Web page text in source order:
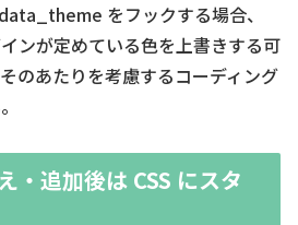
をフックする場合、
ンが定めている色を上書きする可
のあたりを考慮するコーディング
・追加後は CSS にスタ